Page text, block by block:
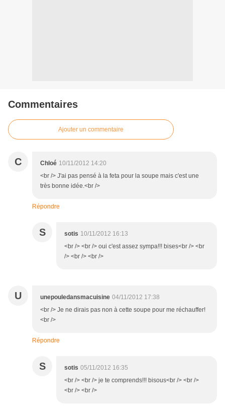
Commentaires
Ajouter un commentaire
C Chloé 10/11/2012 14:20
<br /> J'ai pas pensé à la feta pour la soupe mais c'est une
très bonne idée.<br />
Répondre
S sotis 10/11/2012 16:13
<br /> <br /> oui c'est assez sympa!!! bises<br /> <br
/> <br /> <br />
U unepouledansmacuisine 04/11/2012 17:38
<br /> Je ne dirais pas non à cette soupe pour me réchauffer!
<br />
Répondre
S sotis 05/11/2012 16:35
<br /> <br /> je te comprends!!! bisous<br /> <br />
<br /> <br />